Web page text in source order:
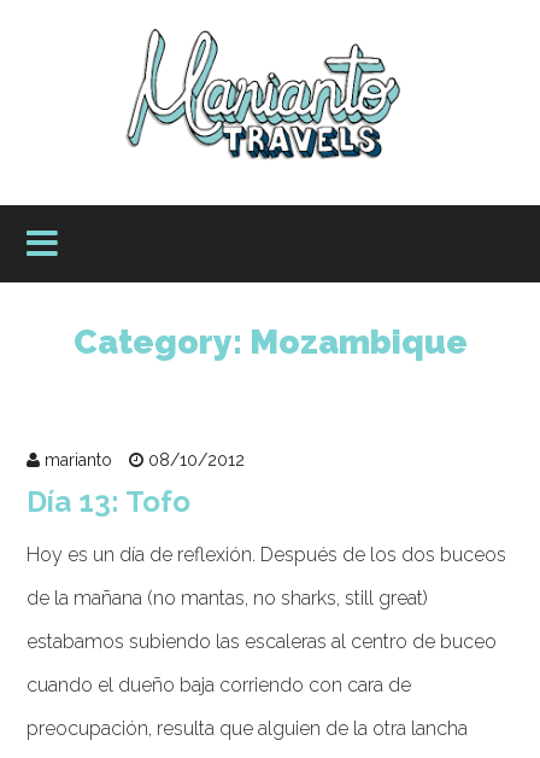
Category: Mozambique
marianto 08/10/2012
Día 13: Tofo
Hoy es un día de reflexión. Después de los dos buceos
de la mañana (no mantas, no sharks, still great)
estabamos subiendo las escaleras al centro de buceo
cuando el dueño baja corriendo con cara de
preocupación, resulta que alguien de la otra lancha